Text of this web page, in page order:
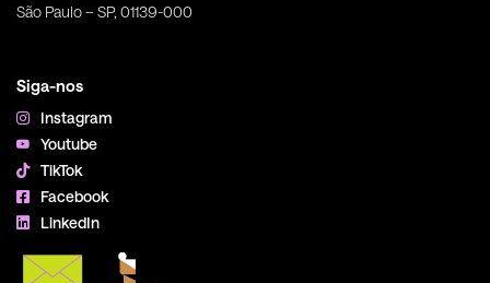
São Paulo – SP, 01139-000
Siga-nos
Instagram
Youtube
TikTok
Facebook
LinkedIn